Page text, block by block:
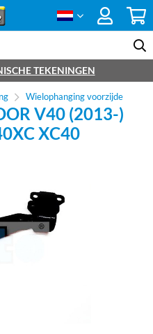
TEKENINGEN
Wielophanging voorzijde
V40 (2013-)
XC40